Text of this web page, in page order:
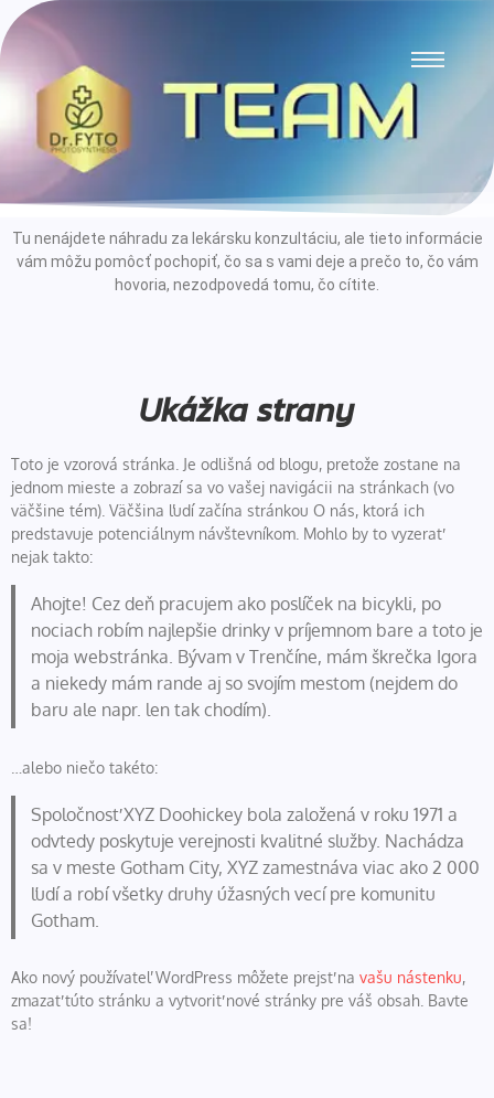
Tu nenájdete náhradu za lekársku konzultáciu, ale tieto informácie
vám môžu pomôcť pochopiť, čo sa s vami deje a prečo to, čo vám
hovoria, nezodpovedá tomu, čo cítite.
Ukážka strany
Toto je vzorová stránka. Je odlišná od blogu, pretože zostane na
jednom mieste a zobrazí sa vo vašej navigácii na stránkach (vo
väčšine tém). Väčšina ľudí začína stránkou O nás, ktorá ich
predstavuje potenciálnym návštevníkom. Mohlo by to vyzerať
nejak takto:
Ahojte! Cez deň pracujem ako poslíček na bicykli, po
nociach robím najlepšie drinky v príjemnom bare a toto je
moja webstránka. Bývam v Trenčíne, mám škrečka Igora
a niekedy mám rande aj so svojím mestom (nejdem do
baru ale napr. len tak chodím).
…alebo niečo takéto:
Spoločnosť XYZ Doohickey bola založená v roku 1971 a
odvtedy poskytuje verejnosti kvalitné služby. Nachádza
sa v meste Gotham City, XYZ zamestnáva viac ako 2 000
ľudí a robí všetky druhy úžasných vecí pre komunitu
Gotham.
Ako nový používateľ WordPress môžete prejsť na vašu nástenku,
zmazať túto stránku a vytvoriť nové stránky pre váš obsah. Bavte
sa!